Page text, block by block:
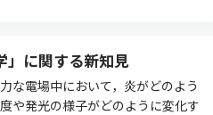
」に関する新知見
な電場中において，炎がどのよう
や発光の様子がどのように変化す